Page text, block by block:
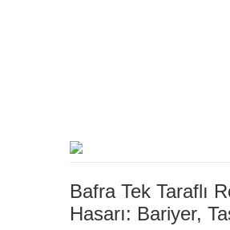
Bafra Tek Taraflı
Hasarı: Bariyer,